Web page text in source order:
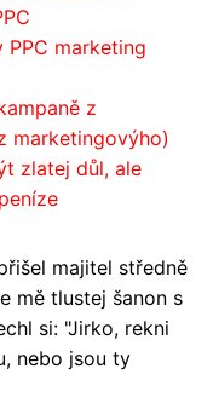
marketing
z
marketingovýho)
zlatej důl, ale
majitel středně
mě tlustej šanon s
si: "Jirko, rekni
nebo jsou ty